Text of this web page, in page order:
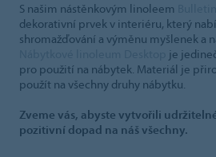
S našim nástěnkovým linoleem
dekorativní prvek v interiéru, který
shromažďování a výměnu myšlenek a
je
pro použití na nábytek. Materiál je
použít na všechny druhy nábytku.
Zveme vás, abyste vytvořili
pozitivní dopad na náš všechny.